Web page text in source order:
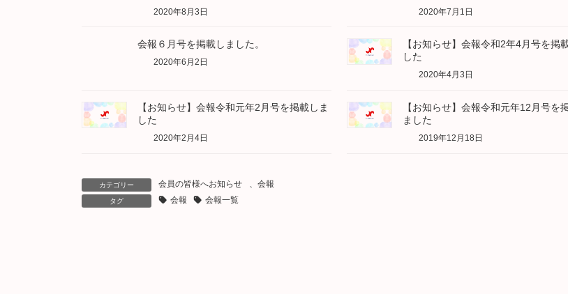
2020年8月3日 2020年7月1日
会報６月号を掲載しました。
2020年6月2日
【お知らせ】会報令和2年4月号を掲
した
2020年4月3日
【お知らせ】会報令和元年2月号を掲載しま
した
2020年2月4日
【お知らせ】会報令和元年12月号を
ました
2019年12月18日
カテゴリー 会員の皆様へお知らせ 、 会報
タグ 会報 会報一覧